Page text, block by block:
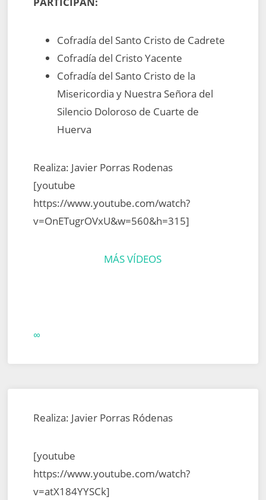
Cofradía del Santo Cristo de Cadrete
Cofradía del Cristo Yacente
Cofradía del Santo Cristo de la
Misericordia y Nuestra Señora del
Silencio Doloroso de Cuarte de
Huerva
Realiza: Javier Porras Rodenas
[youtube
https://www.youtube.com/watch?
v=OnETugrOVxU&w=560&h=315]
MÁS VÍDEOS
∞
Realiza: Javier Porras Ródenas
[youtube
https://www.youtube.com/watch?
v=atX184YYSCk]